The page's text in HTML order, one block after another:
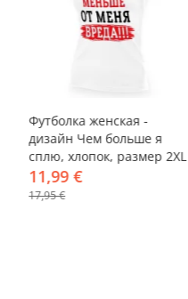
-33%
Футболка женская -
дизайн Чем больше я
сплю, хлопок, размер 2XL
11,99 €
17,95 €